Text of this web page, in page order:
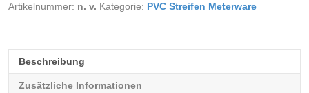
Menge
Artikelnummer: n. v. Kategorie: PVC Streifen Meterware
Beschreibung
Zusätzliche Informationen